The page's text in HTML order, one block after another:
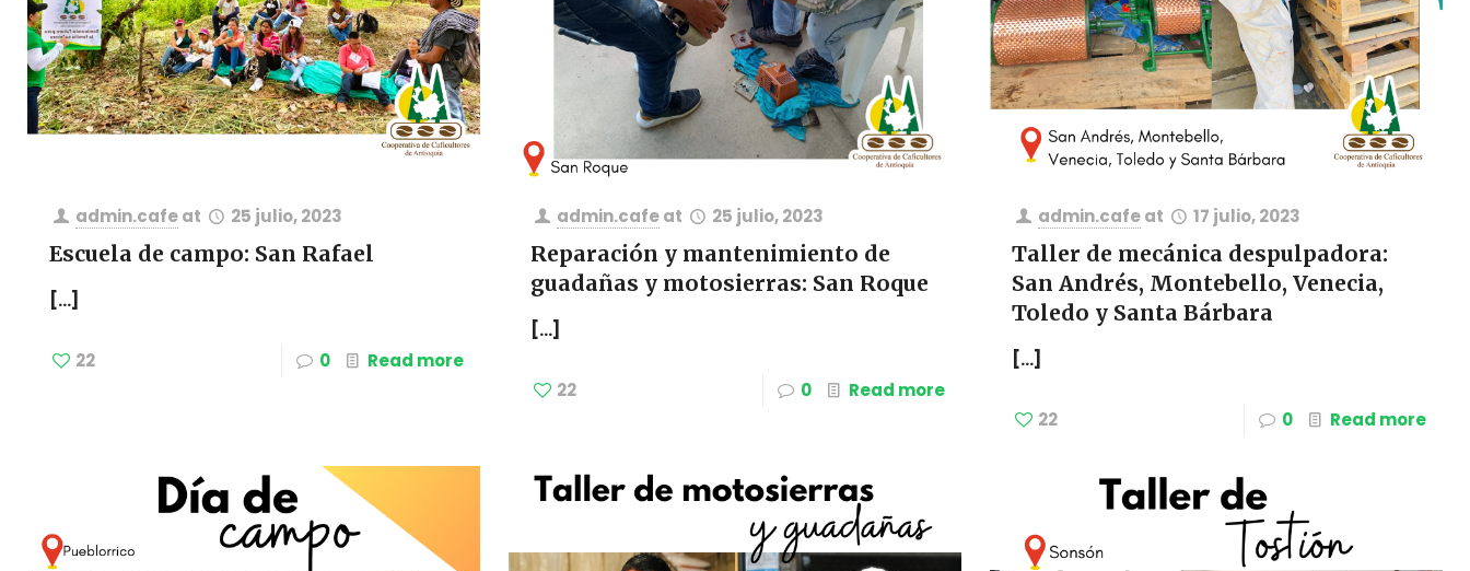
admin.cafeat 25 julio, 2023
Escuela de campo: San Rafael
[…]
22 0 Read more
admin.cafeat 25 julio, 2023
Reparación y mantenimiento de
guadañas y motosierras: San Roque
[…]
22 0 Read more
admin.cafeat 17 julio, 2023
Taller de mecánica despulpadora:
San Andrés, Montebello, Venecia,
Toledo y Santa Bárbara
[…]
22 0 Read more